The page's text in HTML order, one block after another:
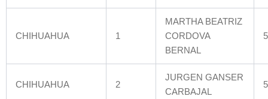
CHIHUAHUA 1
MARTHA BEATRIZ
CORDOVA
BERNAL
CHIHUAHUA 2
JURGEN GANSER
CARBAJAL